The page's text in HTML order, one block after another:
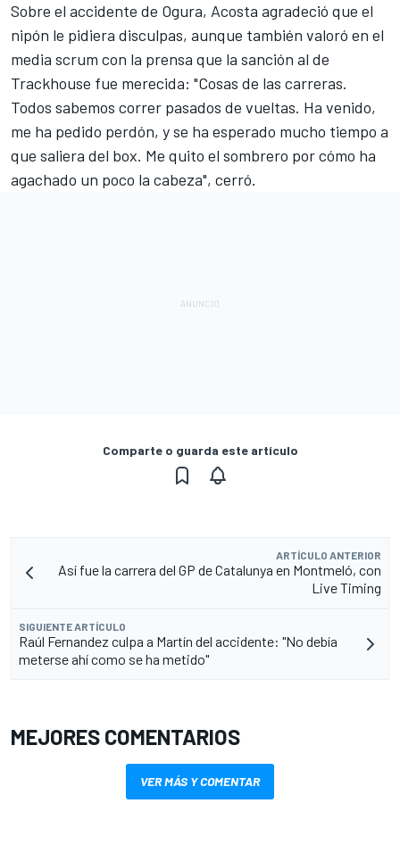
Sobre el accidente de Ogura, Acosta agradeció que el
nipón le pidiera disculpas, aunque también valoró en el
media scrum con la prensa que la sanción al de
Trackhouse fue merecida: "Cosas de las carreras.
Todos sabemos correr pasados de vueltas. Ha venido,
me ha pedido perdón, y se ha esperado mucho tiempo a
que saliera del box. Me quito el sombrero por cómo ha
agachado un poco la cabeza", cerró.
Comparte o guarda este artículo
ARTÍCULO ANTERIOR
Así fue la carrera del GP de Catalunya en Montmeló, con
Live Timing
SIGUIENTE ARTÍCULO
Raúl Fernandez culpa a Martín del accidente: "No debía
meterse ahí como se ha metido"
MEJORES COMENTARIOS
VER MÁS Y COMENTAR